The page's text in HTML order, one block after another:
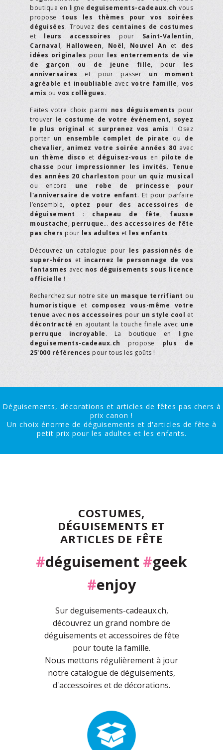
boutique en ligne deguisements-cadeaux.ch vous
propose tous les thèmes pour vos soirées
déguisées. Trouvez des centaines de costumes
et leurs accessoires pour Saint-Valentin,
Carnaval, Halloween, Noël, Nouvel An et des
idées originales pour les enterrements de vie
de garçon ou de jeune fille, pour les
anniversaires et pour passer un moment
agréable et inoubliable avec votre famille, vos
amis ou vos collègues.
Faites votre choix parmi nos déguisements pour
trouver le costume de votre événement, soyez
le plus original et surprenez vos amis ! Osez
porter un ensemble complet de pirate ou de
chevalier, animez votre soirée années 80 avec
un thème disco et déguisez-vous en pilote de
chasse pour impressionner les invités. Tenue
des années 20 charleston pour un quiz musical
ou encore une robe de princesse pour
l'anniversaire de votre enfant. Et pour parfaire
l’ensemble, optez pour des accessoires de
déguisement : chapeau de fête, fausse
moustache, perruque… des accessoires de fête
pas chers pour les adultes et les enfants.
Découvrez un catalogue pour les passionnés de
super-héros et incarnez le personnage de vos
fantasmes avec nos déguisements sous licence
officielle !
Recherchez sur notre site un masque terrifiant ou
humoristique et composez vous-même votre
tenue avec nos accessoires pour un style cool et
décontracté en ajoutant la touche finale avec une
perruque incroyable. La boutique en ligne
deguisements-cadeaux.ch propose plus de
25'000 références pour tous les goûts !
Déguisements, décorations et articles de fêtes pas chers à
prix canon !
Un choix énorme de déguisements et d'articles de fête à
petit prix pour les adultes et les enfants.
COSTUMES,
DÉGUISEMENTS ET
ARTICLES DE FÊTE
#déguisement #geek
#enjoy
Sur deguisements-cadeaux.ch,
découvrez un grand nombre de
déguisements et accessoires de fête
pour toute la famille.
Nous mettons régulièrement à jour
notre catalogue de déguisements,
d'accessoires et de décorations.